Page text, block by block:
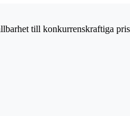
till konkurrenskraftiga